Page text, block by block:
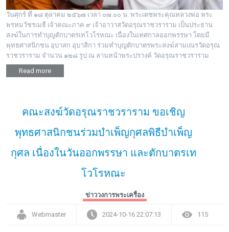
วันศุกร์ ที่ ๑๘ ตุลาคม ๒๕๖๗ เวลา ๐๗.๐๐ น. พระเดชพระคุณหลวงพ่อ พระ
พรหมวัชรเมธี เจ้าคณะภาค ๙ เจ้าอาวาสวัดอรุณราชวราราม เป็นประธาน
สงฆ์ในการทำบุญตักบาตรเทโวโรหณะ เนื่องในเทศกาลออกพรรษา โดยมี
พุทธศาสนิกชน อุบาสก อุบาสิกา ร่วมทำบุญตักบาตรพระสงฆ์สามเณรวัดอรุณ
ราชวราราม จำนวน ๑๒๘ รูป ณ ลานหน้าพระปรางค์ วัดอรุณราชวราราม
Read more
คณะสงฆ์วัดอรุณราชวราราม ขอเชิญ
พุทธศาสนิกชนร่วมบำเพ็ญกุศลพิธีบำเพ็ญ
กุศล เนื่องในวันออกพรรษา และตักบาตรเท
โวโรหณะ
ข่าววงการพระเครื่อง
Webmaster 2024-10-16 22:07:13 115